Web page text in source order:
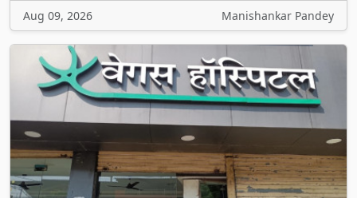
Aug 09, 2026 Manishankar Pandey